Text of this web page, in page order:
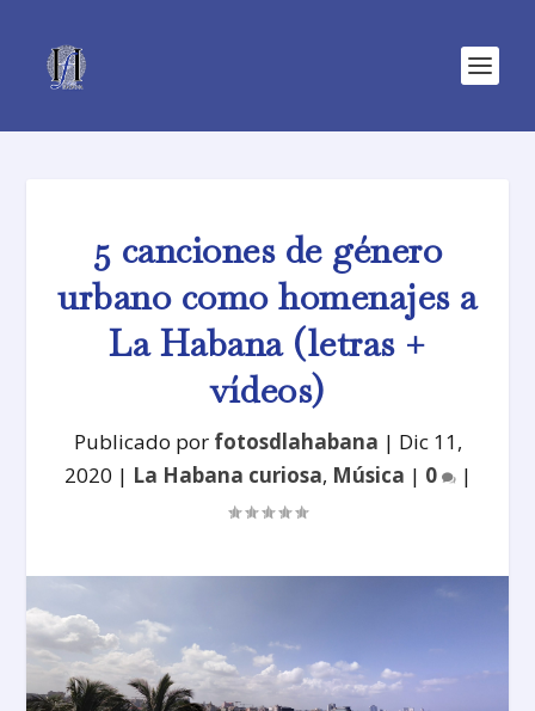
5 canciones de género
urbano como homenajes a
La Habana (letras +
vídeos)
Publicado por fotosdlahabana | Dic 11,
2020 | La Habana curiosa, Música | 0 |